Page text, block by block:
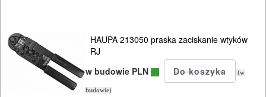
HAUPA 213050 praska zaciskanie wtyków
RJ
w budowie PLN
(w
budowie)